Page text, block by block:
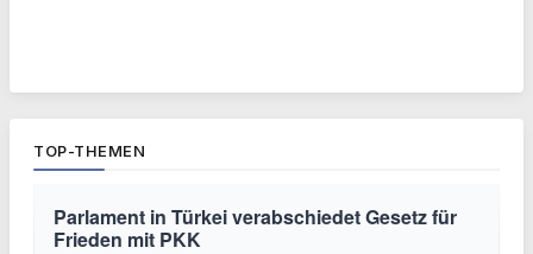
TOP-THEMEN
Parlament in Türkei verabschiedet Gesetz für
Frieden mit PKK